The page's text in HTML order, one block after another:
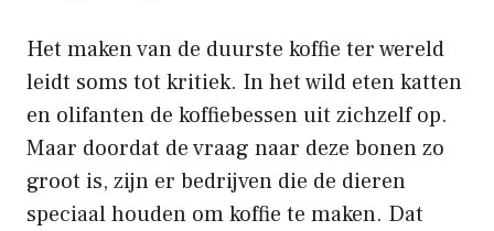
Het maken van de duurste koffie ter wereld
leidt soms tot kritiek. In het wild eten katten
en olifanten de koffiebessen uit zichzelf op.
Maar doordat de vraag naar deze bonen zo
groot is, zijn er bedrijven die de dieren
speciaal houden om koffie te maken. Dat